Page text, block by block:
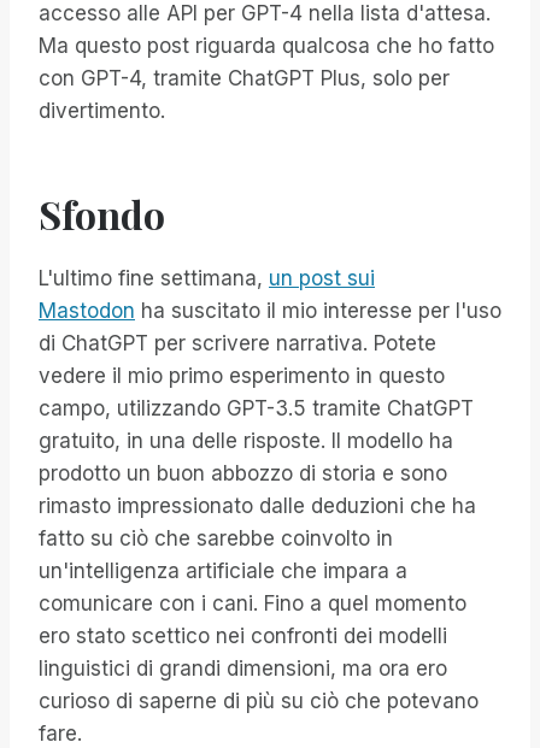
accesso alle API per GPT-4 nella lista d'attesa.
Ma questo post riguarda qualcosa che ho fatto
con GPT-4, tramite ChatGPT Plus, solo per
divertimento.
Sfondo
L'ultimo fine settimana, un post sui
Mastodon ha suscitato il mio interesse per l'uso
di ChatGPT per scrivere narrativa. Potete
vedere il mio primo esperimento in questo
campo, utilizzando GPT-3.5 tramite ChatGPT
gratuito, in una delle risposte. Il modello ha
prodotto un buon abbozzo di storia e sono
rimasto impressionato dalle deduzioni che ha
fatto su ciò che sarebbe coinvolto in
un'intelligenza artificiale che impara a
comunicare con i cani. Fino a quel momento
ero stato scettico nei confronti dei modelli
linguistici di grandi dimensioni, ma ora ero
curioso di saperne di più su ciò che potevano
fare.